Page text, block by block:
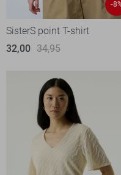
-
SisterS point T-shirt
32,00 34,95